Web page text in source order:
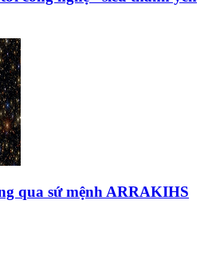
qua sứ mệnh ARRAKIHS